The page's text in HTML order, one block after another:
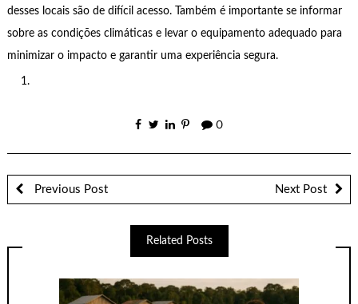
desses locais são de difícil acesso. Também é importante se informar
sobre as condições climáticas e levar o equipamento adequado para
minimizar o impacto e garantir uma experiência segura.
0
Previous Post Next Post
Related Posts